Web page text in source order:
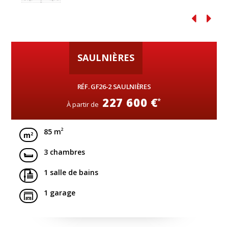
SAULNIÈRES
RÉF. GF26-2 SAULNIÈRES
À partir de 227 600 €*
85 m2
3 chambres
1 salle de bains
1 garage